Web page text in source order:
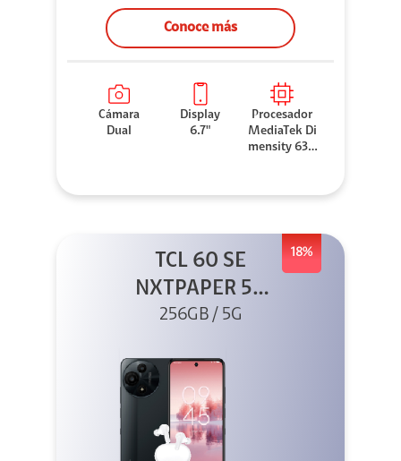
Conoce más
Cámara
Dual
Display
6.7"
Procesador
MediaTek Di
mensity 630
18%
TCL 60 SE
NXTPAPER 5G
256GB Gris +
256GB / 5G